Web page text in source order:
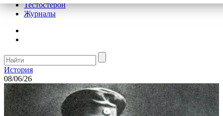
Тестостерон
Журналы
История
08/06/26